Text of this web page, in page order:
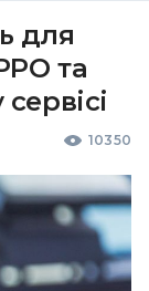
для
та
10350